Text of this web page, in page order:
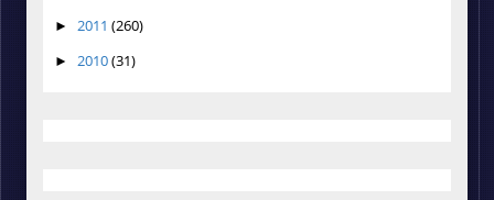
► 2011 (260)
► 2010(31)